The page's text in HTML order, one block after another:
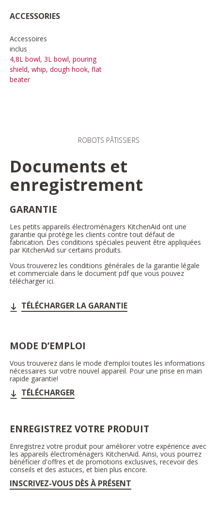
ACCESSORIES
Accessoires
inclus
4,8L bowl, 3L bowl, pouring
shield, whip, dough hook, flat
beater
ROBOTS PÂTISSIERS
Documents et
enregistrement
GARANTIE
Les petits appareils électroménagers KitchenAid ont une
garantie qui protège les clients contre tout défaut de
fabrication. Des conditions spéciales peuvent être appliquées
par KitchenAid sur certains produits.
Vous trouverez les conditions générales de la garantie légale
et commerciale dans le document pdf que vous pouvez
télécharger ici.
TÉLÉCHARGER LA GARANTIE
MODE D’EMPLOI
Vous trouverez dans le mode d’emploi toutes les informations
nécessaires sur votre nouvel appareil. Pour une prise en main
rapide garantie!
TÉLÉCHARGER
ENREGISTREZ VOTRE PRODUIT
Enregistrez votre produit pour améliorer votre expérience avec
les appareils électroménagers KitchenAid. Ainsi, vous pourrez
bénéficier d'offres et de promotions exclusives, recevoir des
conseils et des astuces, et bien plus encore.
INSCRIVEZ-VOUS DÈS À PRÉSENT